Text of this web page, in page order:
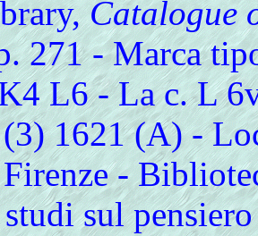
Catalogue
271 - Marca
L6 - La c. L
1621 (A) -
-
sul